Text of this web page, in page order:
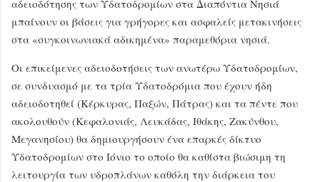
αδειοδότησης των Υδατοδρομίων στα Διαπόντια Νησιά
μπαίνουν οι βάσεις για γρήγορες και ασφαλείς μετακινήσεις
στα «συγκοινωνιακά αδικημένα» παραμεθόρια νησιά.
Οι επικείμενες αδειοδοτήσεις των ανωτέρω Υδατοδρομίων,
σε συνδυασμό με τα τρία Υδατοδρόμια που έχουν ήδη
αδειοδοτηθεί (Κέρκυρας, Παξών, Πάτρας) και τα πέντε που
ακολουθούν (Κεφαλονιάς, Λευκάδας, Ιθάκης, Ζακύνθου,
Μεγανησίου) θα δημιουργήσουν ένα επαρκές δίκτυο
Υδατοδρομίων στο Ιόνιο το οποίο θα καθίστα βιώσιμη τη
λειτουργία των υδροπλάνων καθόλη την διάρκεια του